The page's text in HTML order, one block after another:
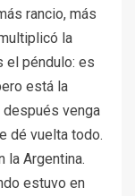
rancio, más
la
el péndulo: es
está la
venga
dé vuelta todo.
la Argentina.
estuvo en